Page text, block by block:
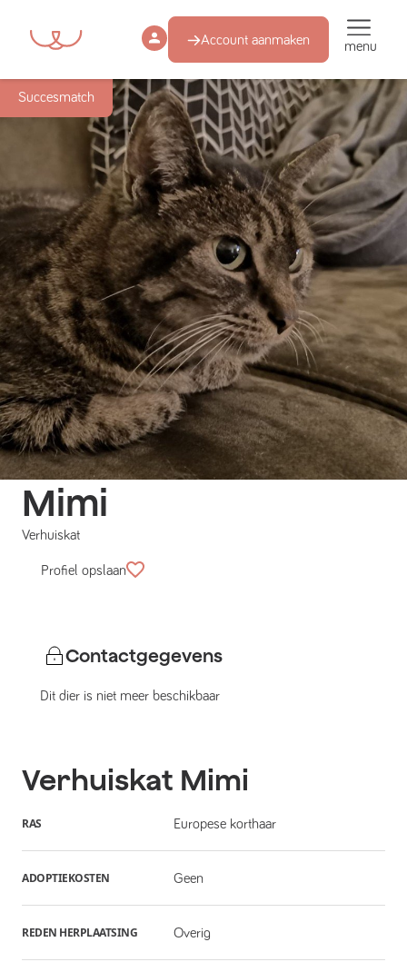
Account aanmaken menu
Succesmatch
Mimi
Verhuiskat
Profiel opslaan
Contactgegevens
Dit dier is niet meer beschikbaar
Verhuiskat Mimi
RAS Europese korthaar
ADOPTIEKOSTEN Geen
REDEN HERPLAATSING Overig